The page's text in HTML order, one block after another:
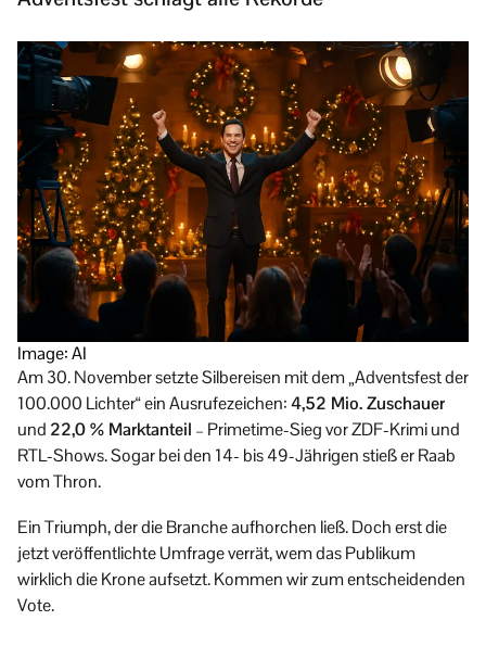
Image: AI
Am 30. November setzte Silbereisen mit dem „Adventsfest der
100.000 Lichter“ ein Ausrufezeichen:4,52 Mio. Zuschauer
und 22,0 % Marktanteil – Primetime-Sieg vor ZDF-Krimi und
RTL-Shows. Sogar bei den 14- bis 49-Jährigen stieß er Raab
vom Thron.
Ein Triumph, der die Branche aufhorchen ließ. Doch erst die
jetzt veröffentlichte Umfrage verrät, wem das Publikum
wirklich die Krone aufsetzt. Kommen wir zum entscheidenden
Vote.